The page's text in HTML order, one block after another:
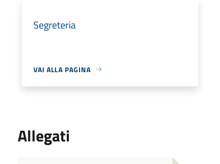
Segreteria
VAI ALLA PAGINA
Allegati